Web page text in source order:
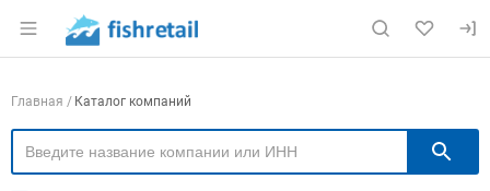
Раздел навигации по сайту fishretail.ru
Навигация по компаниям
Главная Каталог компаний